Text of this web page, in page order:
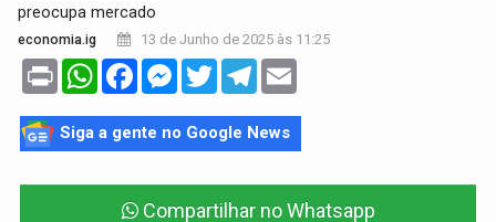
preocupa mercado
economia.ig 13 de Junho de 2025 às 11:25
Print WhatsAppFacebookMessenger
TwitterTelegram
Siga a gente no Google News
Compartilhar no Whatsapp